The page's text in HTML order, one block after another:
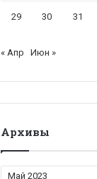
29 30 31
« Апр Июн »
Архивы
Архивы